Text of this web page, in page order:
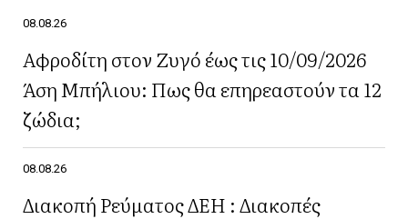
08.08.26
Αφροδίτη στον Ζυγό έως τις 10/09/2026
Άση Μπήλιου: Πως θα επηρεαστούν τα 12
ζώδια;
08.08.26
Διακοπή Ρεύματος ΔΕΗ : Διακοπές